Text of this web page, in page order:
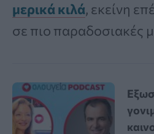
μερικά κιλά, εκείνη
σε πιο παραδοσιακές